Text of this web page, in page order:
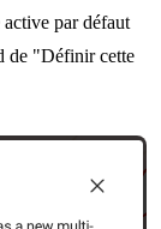
par défaut
de "Définir cette